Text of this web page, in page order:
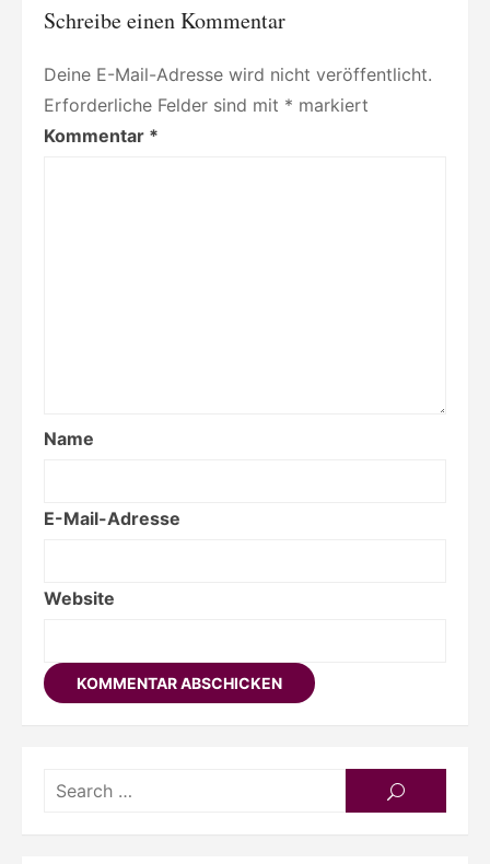
Schreibe einen Kommentar
Deine E-Mail-Adresse wird nicht veröffentlicht.
Erforderliche Felder sind mit * markiert
Kommentar *
Name
E-Mail-Adresse
Website
SEARCH